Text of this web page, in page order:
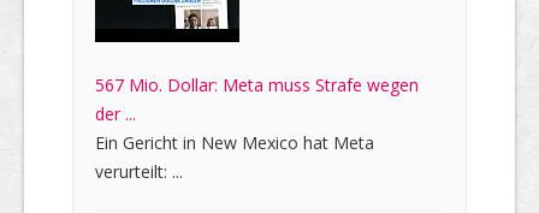
567 Mio. Dollar: Meta muss Strafe wegen
der ...
Ein Gericht in New Mexico hat Meta
verurteilt: ...